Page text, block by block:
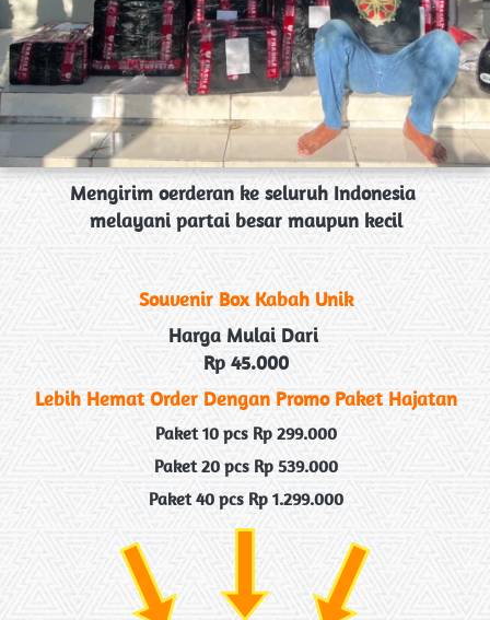
Mengirim oerderan ke seluruh Indonesia
melayani partai besar maupun kecil
Souvenir Box Kabah Unik
Harga Mulai Dari
Rp 45.000
Lebih Hemat Order Dengan Promo Paket Hajatan
Paket 10 pcs Rp 299.000
Paket 20 pcs Rp 539.000
Paket 40 pcs Rp 1.299.000